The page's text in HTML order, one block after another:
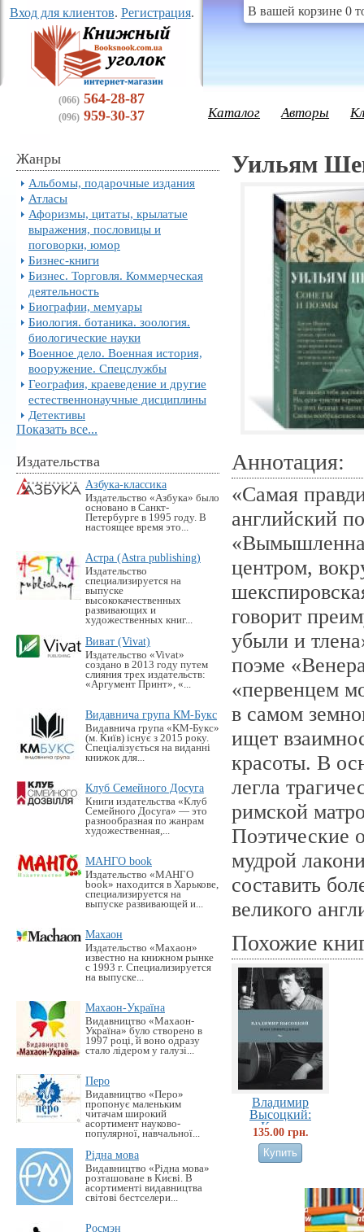
Вход для клиентов. Регистрация.
(066) 564-28-87
(096) 959-30-37
В вашей корзине 0
Каталог Авторы
Жанры
Альбомы, подарочные издания
Атласы
Афоризмы, цитаты, крылатые
выражения, пословицы и
поговорки, юмор
Бизнес-книги
Бизнес. Торговля. Коммерческая
деятельность
Биографии, мемуары
Биология. ботаника. зоология.
биологические науки
Военное дело. Военная история,
вооружение. Спецслужбы
География, краеведение и другие
естественнонаучные дисциплины
Детективы
Показать все...
Издательства
Азбука-классика
Издательство «Азбука» было
основано в Санкт-
Петербурге в 1995 году. В
настоящее время это...
Астра (Astra publishing)
Издательство
специализируется на
выпуске
высококачественных
развивающих и
художественных книг...
Виват (Vivat)
Издательство «Vivat»
создано в 2013 году путем
слияния трех издательств:
«Аргумент Принт», «...
Видавнича група КМ-Букс
Видавнича група «KM-Букс»
(м. Київ) існує з 2015 року.
Спеціалізується на виданні
книжок для...
Клуб Семейного Досуга
Книги издательства «Клуб
Семейного Досуга» — это
разнообразная по жанрам
художественная,...
МАНГО book
Издательство «MАНГО
book» находится в Харькове,
специализируется на
выпуске развивающей и...
Махаон
Издательство «Махаон»
известно на книжном рынке
с 1993 г. Специализируется
на выпуске...
Махаон-Україна
Видавництво «Махаон-
Україна» було створено в
1997 році, й воно одразу
стало лідером у галузі...
Перо
Видавництво «Перо»
пропонує маленьким
читачам широкий
асортимент науково-
популярної, навчальної...
Рідна мова
Видавництво «Рідна мова»
розташоване в Києві. В
асортименті видавництва
світові бестселери...
Росмэн
Уильям
Аннотация:
«Самая
английский
центром,
говорит
убыли и
поэме
«первенцем
в самом
ищет
красоты. В
легла
римской
Поэтические
мудрой
составить
великого
Похожие
Владимир
Высоцкий:
Кони...
135.00 грн.